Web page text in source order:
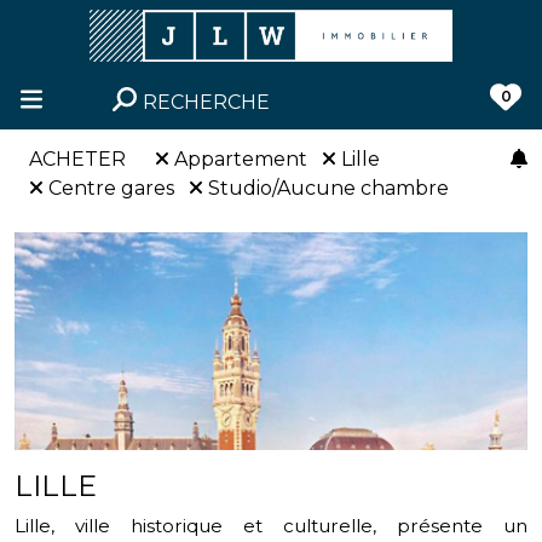
RECHERCHE 0
ACHETER Appartement
Lille
Centre gares
Studio/Aucune chambre
LILLE
Lille, ville historique et culturelle, présente un